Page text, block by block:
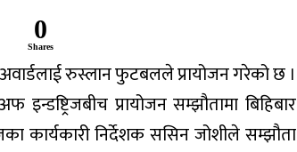
0
Shares
रुस्लान फुटबलले प्रायोजन गरेको छ ।
प्रायोजन सम्झौतामा बिहिबार
कार्यकारी निर्देशक ससिन जोशीले सम्झौता